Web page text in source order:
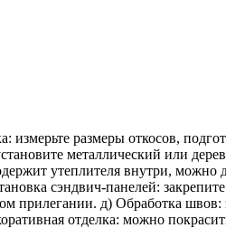
измерьте размеры откосов,
металлический или
утеплителя внутри, можно
сэндвич-панелей:
прилегании. д) Обработка
отделка: можно